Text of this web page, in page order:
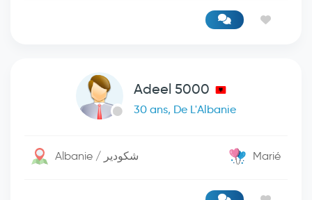
Adeel 5000
30 ans, De L'Albanie
Albanie / شكودير Marié